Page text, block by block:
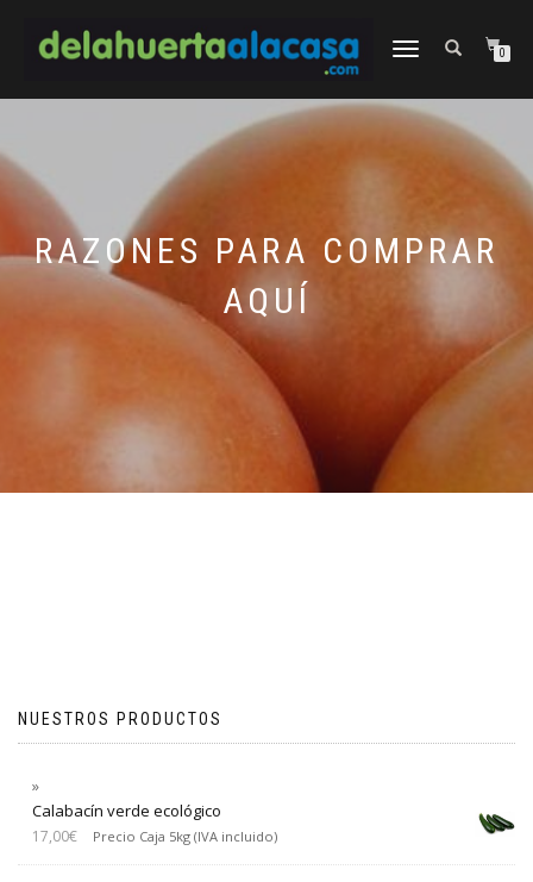
CAMBIAR
0
RAZONES PARA COMPRAR
AQUÍ
NUESTROS PRODUCTOS
Calabacín verde ecológico
17,00€ Precio Caja 5kg (IVA incluido)